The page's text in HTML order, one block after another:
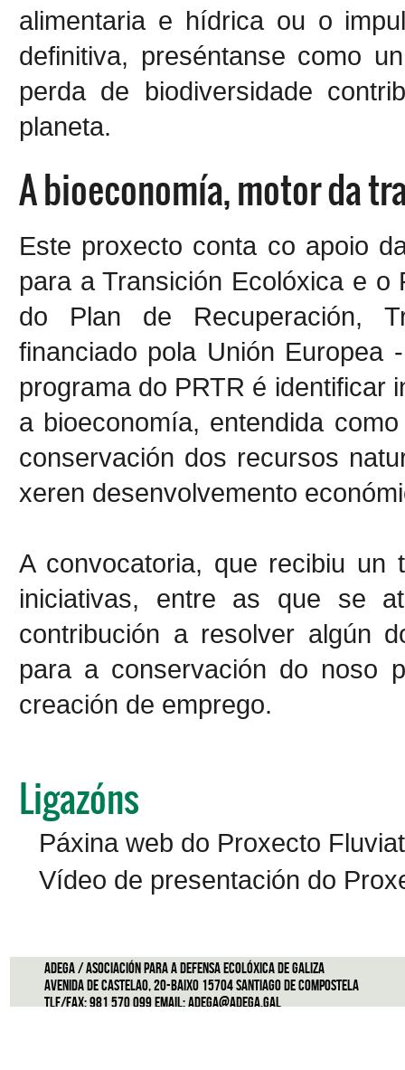
alimentaria e hídrica ou o
definitiva, preséntanse como
perda de biodiversidade
planeta.
A bioeconomía, motor da
Este proxecto conta co apoio
para a Transición Ecolóxica e
do Plan de Recuperación,
financiado pola Unión Europea
programa do PRTR é identificar
a bioeconomía, entendida
conservación dos recursos
xeren desenvolvemento
A convocatoria, que recibiu un
iniciativas, entre as que se
contribución a resolver algún
para a conservación do noso
creación de emprego.
Ligazóns
Páxina web do Proxecto
Vídeo de presentación do
ADEGA / Asociación para a defensa ecolóxica de Galiza
Avenida de Castelao, 20-Baixo 15704 Santiago de Compostela
Tlf/Fax: 981 570 099 Email:adega@adega.gal